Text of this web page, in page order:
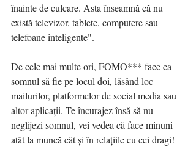
înainte de culcare. Asta înseamnă că nu
există televizor, tablete, computere sau
telefoane inteligente".
De cele mai multe ori, FOMO*** face ca
somnul să fie pe locul doi, lăsând loc
mailurilor, platformelor de social media sau
altor aplicații. Te încurajez însă să nu
neglijezi somnul, vei vedea că face minuni
atât la muncă cât și în relațiile cu cei dragi!